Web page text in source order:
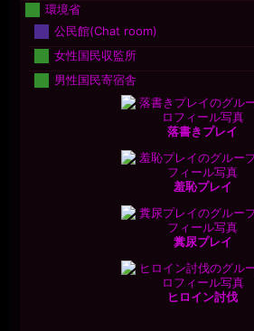
環境省
公民館(Chat room)
女性国民収監所
男性国民寄宿舎
落書きプレイ
羞恥プレイ
糞尿プレイ
ヒロイン討伐